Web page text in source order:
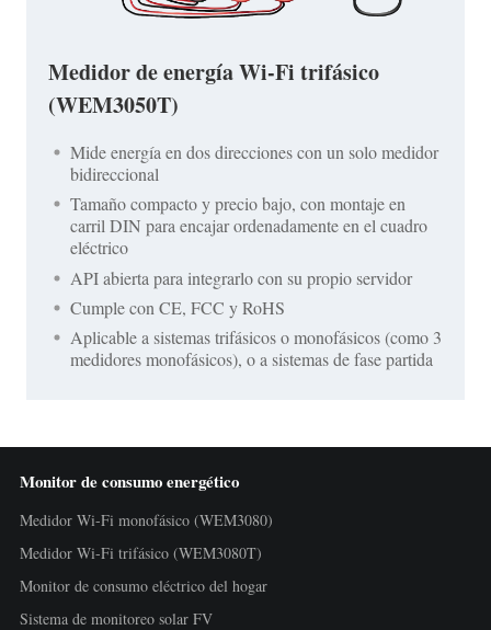
Medidor de energía Wi-Fi trifásico
(WEM3050T)
Mide energía en dos direcciones con un solo medidor
bidireccional
Tamaño compacto y precio bajo, con montaje en
carril DIN para encajar ordenadamente en el cuadro
eléctrico
API abierta para integrarlo con su propio servidor
Cumple con CE, FCC y RoHS
Aplicable a sistemas trifásicos o monofásicos (como 3
medidores monofásicos), o a sistemas de fase partida
Monitor de consumo energético
Medidor Wi-Fi monofásico (WEM3080)
Medidor Wi-Fi trifásico (WEM3080T)
Monitor de consumo eléctrico del hogar
Sistema de monitoreo solar FV